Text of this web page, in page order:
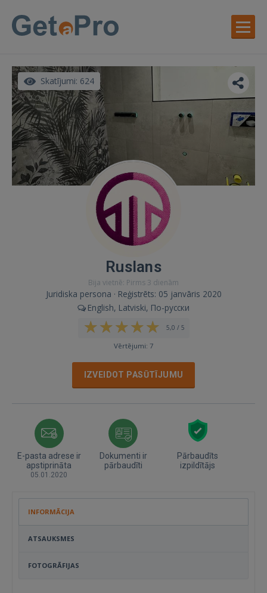
Skatījumi: 624
Ruslans
Bija vietnē: Pirms 3 dienām
Juridiska persona · Reģistrēts: 05 janvāris 2020
English, Latviski, По-русски
5,0 / 5
Vērtējumi: 7
IZVEIDOT PASŪTĪJUMU
E-pasta adrese ir
apstiprināta
05.01.2020
Dokumenti ir
pārbaudīti
Pārbaudīts
izpildītājs
INFORMĀCIJA
ATSAUKSMES
FOTOGRĀFIJAS